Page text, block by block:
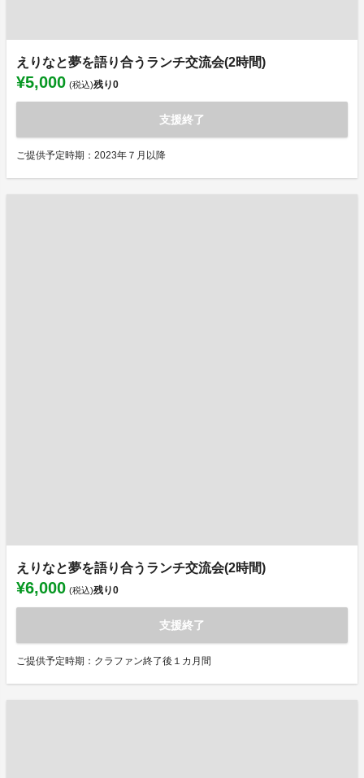
えりなと夢を語り合うランチ交流会(2時間)
¥5,000 (税込)残り0
支援終了
ご提供予定時期：2023年７月以降
えりなと夢を語り合うランチ交流会(2時間)
¥6,000 (税込)残り0
支援終了
ご提供予定時期：クラファン終了後１カ月間